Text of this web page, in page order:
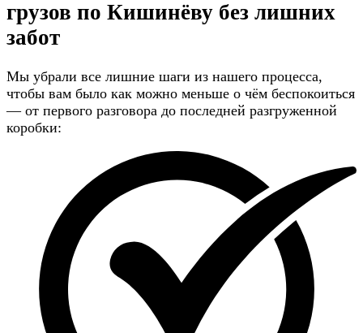
грузов по Кишинёву без лишних
забот
Мы убрали все лишние шаги из нашего процесса,
чтобы вам было как можно меньше о чём беспокоиться
— от первого разговора до последней разгруженной
коробки: